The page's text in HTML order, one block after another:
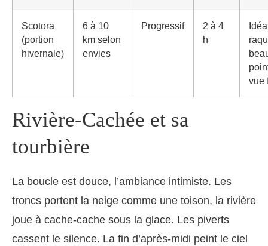
Scotora
(portion
hivernale)
6 à 10
km selon
envies
Progressif
2 à 4
h
vue
Rivière‑Cachée et sa
tourbière
La boucle est douce, l’ambiance intimiste. Les
troncs portent la neige comme une toison, la rivière
joue à cache‑cache sous la glace. Les piverts
cassent le silence. La fin d’après‑midi peint le ciel